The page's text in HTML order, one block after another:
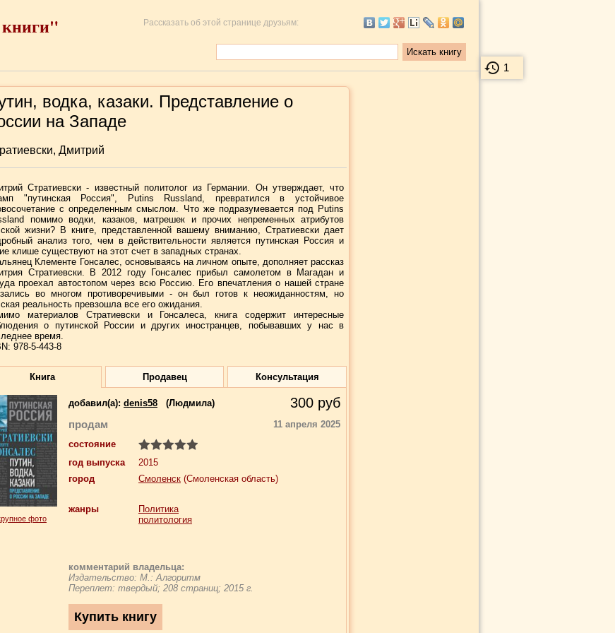
1
Рассказать об этой странице друзьям:
водка, казаки. Представление о
на Западе
Дмитрий
Стратиевски - известный политолог из Германии. Он утверждает, что
"путинская Россия", Putins Russland, превратился в устойчивое
с определенным смыслом. Что же подразумевается под Putins
помимо водки, казаков, матрешек и прочих непременных атрибутов
жизни? В книге, представленной вашему вниманию, Стратиевски дает
анализ того, чем в действительности является путинская Россия и
клише существуют на этот счет в западных странах.
Клементе Гонсалес, основываясь на личном опыте, дополняет рассказ
Стратиевски. В 2012 году Гонсалес прибыл самолетом в Магадан и
проехал автостопом через всю Россию. Его впечатления о нашей стране
во многом противоречивыми - он был готов к неожиданностям, но
реальность превзошла все его ожидания.
материалов Стратиевски и Гонсалеса, книга содержит интересные
о путинской России и других иностранцев, побывавших у нас в
время.
978-5-443-8
Книга Продавец Консультация
фото
добавил(a): denis58 (Людмила) 300 руб
продам
11 апреля 2025
состояние
год выпуска
2015
город
Смоленск (Смоленская область)
жанры
Политика
политология
комментарий владельца:
Издательство: М.: Алгоритм
Переплет: твердый; 208 страниц; 2015 г.